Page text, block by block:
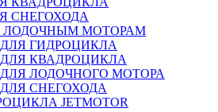
СНЕГОХОДА
ЛОДОЧНЫМ МОТОРАМ
ДЛЯ ГИДРОЦИКЛА
ДЛЯ КВАДРОЦИКЛА
ДЛЯ ЛОДОЧНОГО МОТОРА
СНЕГОХОДА
JETMOTOR